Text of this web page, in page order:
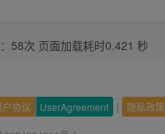
58次 页面加载耗时0.421 秒
户协议 UserAgreement | 隐私政策